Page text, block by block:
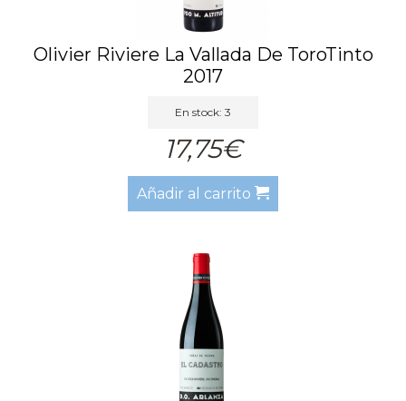
Olivier Riviere La Vallada De ToroTinto
2017
En stock: 3
17,75€
Añadir al carrito